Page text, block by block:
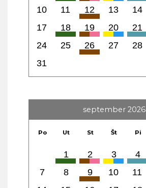
10
11 12 13 14
17
18 19 20 21
24
25 26 27 28
31
september 2026
Po Ut St Št Pi
1 2 3 4
7
8 9 10 11